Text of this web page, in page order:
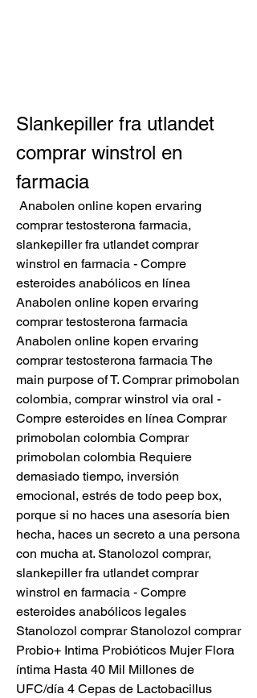
Slankepiller fra utlandet
comprar winstrol en
farmacia
comprar testosterona farmacia,
slankepiller fra utlandet comprar
winstrol en farmacia - Compre
esteroides anabólicos en línea
Anabolen online kopen ervaring
comprar testosterona farmacia
Anabolen online kopen ervaring
comprar testosterona farmacia The
main purpose of T. Comprar primobolan
colombia, comprar winstrol via oral -
Compre esteroides en línea Comprar
primobolan colombia Comprar
primobolan colombia Requiere
demasiado tiempo, inversión
emocional, estrés de todo peep box,
porque si no haces una asesoría bien
hecha, haces un secreto a una persona
con mucha at. Stanolozol comprar,
slankepiller fra utlandet comprar
winstrol en farmacia - Compre
esteroides anabólicos legales
Stanolozol comprar Stanolozol comprar
Probio+ Intima Probióticos Mujer Flora
íntima Hasta 40 Mil Millones de
UFC/día 4 Cepas de Lactobacillus